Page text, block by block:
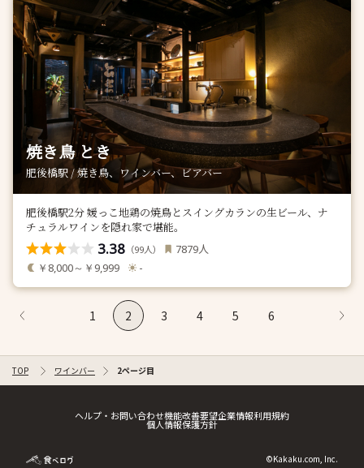
焼き鳥 とき
肥後橋駅 / 焼き鳥、ワインバー、ビアバー
肥後橋駅2分 媛っこ地鶏の焼鳥とスイングカランの生ビール、ナ
チュラルワインを隠れ家で堪能。
3.38 （99人） 7879人
￥8,000～￥9,999 -
1 2 3 4 5 6
TOP ワインバー 2ページ目
ヘルプ・お問い合わせ機能改善要望企業情報利用規約
個人情報保護方針
©Kakaku.com, Inc.